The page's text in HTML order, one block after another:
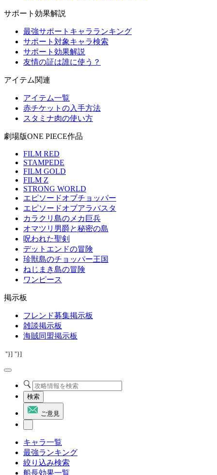
サポート効果解説
最強サポートキャラランキング
サポート対象キャラ検索
サポート効果解説
友情の証は誰に使う？
アイテム関連
アイテム一覧
赤チケットの入手方法
スタミナ肉の使い方
劇場版ONE PIECE作品
FILM RED
STAMPEDE
FILM GOLD
FILM Z
STRONG WORLD
エピソードオブチョッパー
エピソードオブアラバスタ
カラクリ島のメカ巨兵
オマツリ男爵と秘密の島
呪われた聖剣
デットエンドの冒険
珍獣島のチョッパー王国
ねじまき島の冒険
ワンピース
掲示板
フレンド募集掲示板
雑談掲示板
海賊同盟掲示板
"}] "}]
検索
ご意見
キャラ一覧
最強ランキング
絞り込み検索
船長効果一覧